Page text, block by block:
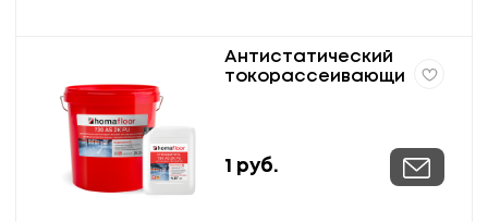
Антистатический
токорассеивающи
PU
1 руб.